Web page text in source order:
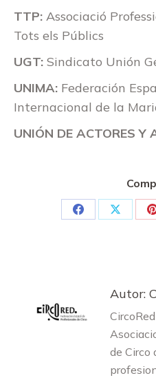
TTP: Associació
Tots els Públics
UGT: Sindicato Unión
UNIMA: Federación
Internacional de la
UNIÓN DE ACTORES Y
Share Share
Autor:
de Circo